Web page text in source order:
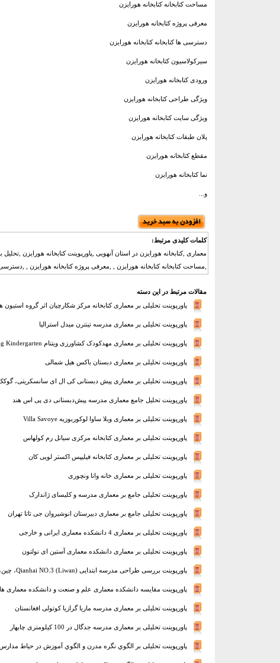
مساحت کتابخانه کتابخانه هورایزن
معرفی پروژه کتابخانه هورایزن
دسترسی ها کتابخانه کتابخانه هورایزن
سیرکولاسیون کتابخانه هورایزن
ورودی کتابخانه هورایزن
ویژگی طراحی کتابخانه هورایزن
ویژگی سایت کتابخانه هورایزن
پلان طبقات کتابخانه هورایزن
مقطع کتابخانه هورایزن
نما کتابخانه هورایزن
و...
کلمات کلیدی مرتبط:
معماری ,کتابخانه هورایزن در استان آنهویی ,پاورپوینت کتابخانه هورایزن
,مساحت کتابخانه کتابخانه هورایزن , ,معرفی پروژه کتابخانه هورایزن , ,دسترسی
مقالات مرتبط در این دسته
پاورپوینت تحلیلی بر معماری کتابخانه مرکز شکارچیان اثر گروه استیون
پاورپوینت تحلیلی بر معماری مدرسه تینترن میدل استرالیا
پاورپوینت تحلیلی بر معماری مهدکودک کشاورزی ویتنام Farming Kindergarten
پاورپوینت تحلیلی بر معماری دبستان باکس هیل شمالی
پاورپوینت تحلیلی بر معماری پیش دبستانی کی ال ای سانسکریتی،
پاورپوینت تحلیل جامع معماری مدرسه پیش‌دبستانی دی پی اس هند
پاورپوینت تحلیلی بر معماری ویلا ساوا لوکوربوزیه Villa Savoye
پاورپوینت تحلیلی بر معماری کتابخانه مرکزی سیاتل رم کولهاس
پاورپوینت تحلیلی بر معماری کتابخانه فیلیپس اکستر لویی کان
پاورپوینت تحلیلی بر معماری خانه وانا ونچوری
پاورپوینت تحلیلی جامع بر معماری مدرسه و کلیسای ژاندارک
پاورپوینت تحلیلی جامع بر معماری دبیرستان انوشیروان جی تاتا تهران
پاورپوینت تحلیلی بر معماری 4 دانشکده معماری ایرانی و خارجی
پاورپوینت تحلیلی بر معماری دانشکده معماری آستین ای نولتون
پاورپوینت بررسی طراحی مدرسه ابتدایی Qianhai NO.3 (Liwan)، چین، اثر معماران Yuanism
پاورپوینت مقایسه دانشکده معماری علم و صنعت و دانشکده معماری
پاورپوینت تحلیلی بر معماری مدرسه ماریا گرازیا کوتولی افغانستان
پاورپوینت تحلیلی بر معماری مدرسه جدگال در 100 کیلومتری چابهار
پاورپوینت تحلیلی بر الگوي نگره مدرن و الگوي آموزش در حیاط مدارس